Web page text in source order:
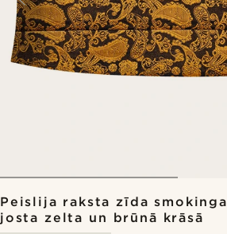
Peislija raksta zīda smokinga
josta zelta un brūnā krāsā